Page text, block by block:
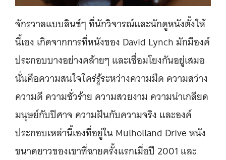
จักรวาลแบบลินช์ๆ ที่นักวิจารณ์และนักดูหนังตั้งให้
นี้เอง เกิดจากการที่หนังของ David Lynch มักมีองค์
ประกอบบางอย่างคล้ายๆ และเชื่อมโยงกันอยู่เสมอ
นั่นคือความสนใจใคร่รู้ระหว่างความมืด ความสว่าง
ความดี ความชั่วร้าย ความสวยงาม ความน่าเกลียด
มนุษย์กับปิศาจ ความฝันกับความจริง และองค์
ประกอบเหล่านี้เองที่อยู่ใน Mulholland Drive หนัง
ขนาดยาวของเขาที่ฉายครั้งแรกเมื่อปี 2001 และ